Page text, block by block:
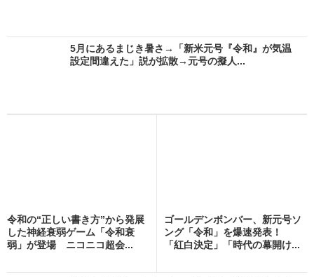
5月にあるまじき暑さ→「新米元号『令和』が気温
設定間違えた」説が拡散→元号の擬人...
令和の“正しい書き方”から発展
した神経衰弱ゲーム「令和衰
弱」が登場 ニコニコ超会...
ゴールデンボンバー、新元号ソ
ング「令和」を爆速発表！
「紅白決定」「時代の幕開け...